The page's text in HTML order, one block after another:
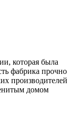
которая была
фабрика прочно
производителей
домом